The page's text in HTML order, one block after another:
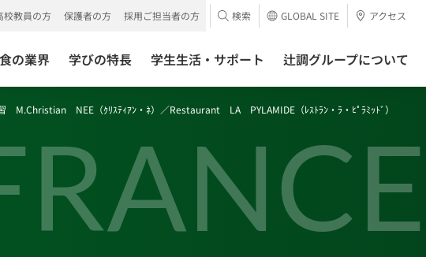
の業界 学びの特長 学生生活・サポート 辻調グループについて
校教員の方 保護者の方 採用ご担当者の方 検索 GLOBAL SITE アクセス
M.Christian NEE（ｸﾘｽﾃｨｱﾝ・ﾈ）／Restaurant LA PYLAMIDE（ﾚｽﾄﾗﾝ・ﾗ・ﾋﾟﾗﾐｯﾄﾞ）